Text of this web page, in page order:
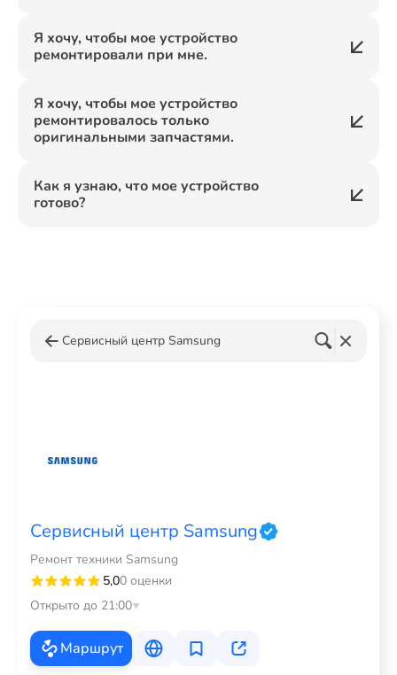
Я хочу, чтобы мое устройство
ремонтировали при мне.
Я хочу, чтобы мое устройство
ремонтировалось только
оригинальными запчастями.
Как я узнаю, что мое устройство
готово?
Сервисный центр Samsung
Сервисный центр Samsung
Ремонт техники Samsung
5,00 оценки
Открыто до 21:00
Маршрут